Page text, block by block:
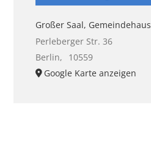
Großer Saal, Gemeindehaus
Perleberger Str. 36
Berlin,
10559
Google Karte anzeigen